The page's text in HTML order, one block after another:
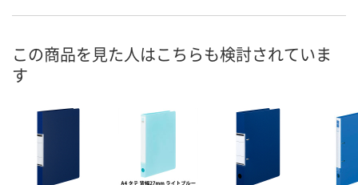
8月10日（月）
カゴへ カ
この商品を見た人はこちらも検討されていま
す